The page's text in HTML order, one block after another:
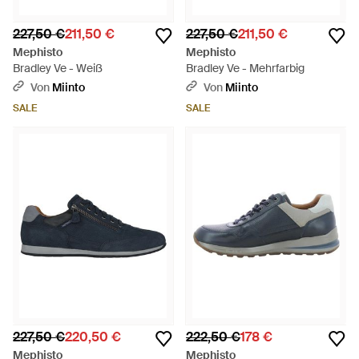
227,50 €211,50 €
Mephisto
Bradley Ve - Weiß
Von Miinto
SALE
227,50 €211,50 €
Mephisto
Bradley Ve - Mehrfarbig
Von Miinto
SALE
227,50 €220,50 €
Mephisto
222,50 €178 €
Mephisto